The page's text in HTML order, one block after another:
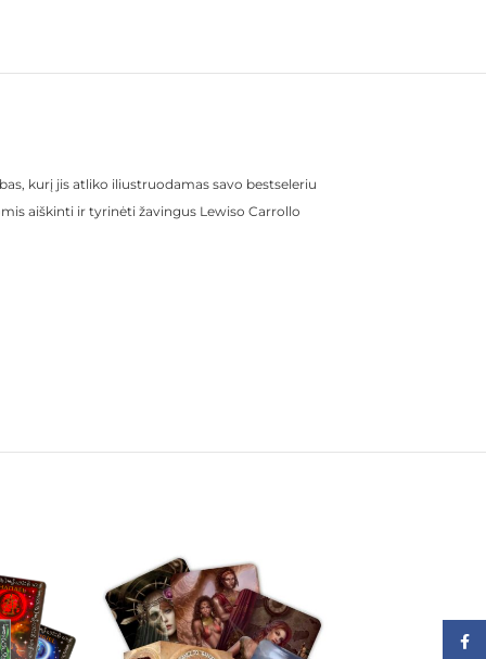
kurį jis atliko iliustruodamas savo bestseleriu
aiškinti ir tyrinėti žavingus Lewiso Carrollo